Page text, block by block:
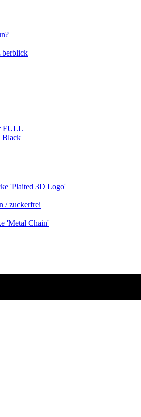
FULL
Black
'Plaited 3D Logo'
/ zuckerfrei
'Metal Chain'